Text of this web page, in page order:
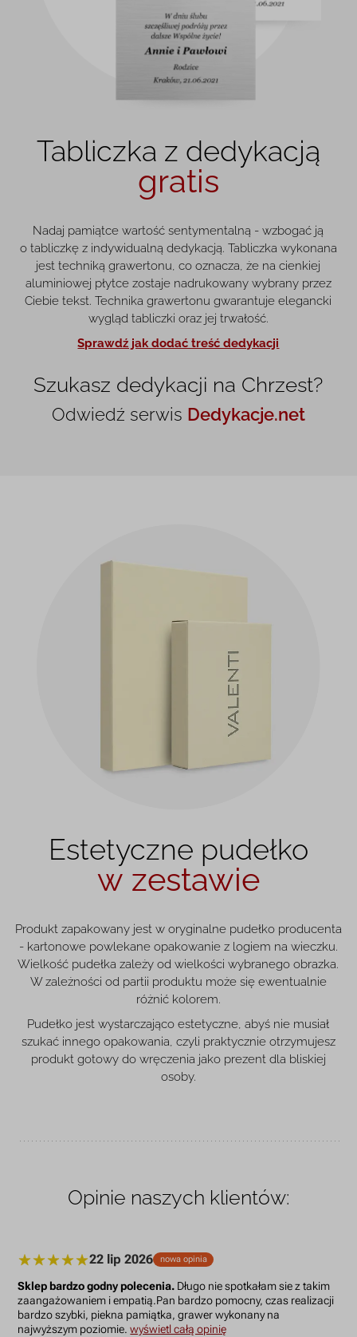
Tabliczka z dedykacją
gratis
Nadaj pamiątce wartość sentymentalną - wzbogać ją
o tabliczkę z indywidualną dedykacją. Tabliczka wykonana
jest techniką grawertonu, co oznacza, że na cienkiej
aluminiowej płytce zostaje nadrukowany wybrany przez
Ciebie tekst. Technika grawertonu gwarantuje elegancki
wygląd tabliczki oraz jej trwałość.
Sprawdź jak dodać treść dedykacji
Szukasz dedykacji na Chrzest?
Odwiedź serwis Dedykacje.net
Estetyczne pudełko
w zestawie
Produkt zapakowany jest w oryginalne pudełko producenta
- kartonowe powlekane opakowanie z logiem na wieczku.
Wielkość pudełka zależy od wielkości wybranego obrazka.
W zależności od partii produktu może się ewentualnie
różnić kolorem.
Pudełko jest wystarczająco estetyczne, abyś nie musiał
szukać innego opakowania, czyli praktycznie otrzymujesz
produkt gotowy do wręczenia jako prezent dla bliskiej
osoby.
Opinie naszych klientów:
22 lip 2026 nowa opinia
Sklep bardzo godny polecenia. Długo nie spotkałam sie z takim
zaangażowaniem i empatią.Pan bardzo pomocny, czas realizacji
bardzo szybki, piekna pamiątka, grawer wykonany na
najwyższym poziomie.wyświetl całą opinię